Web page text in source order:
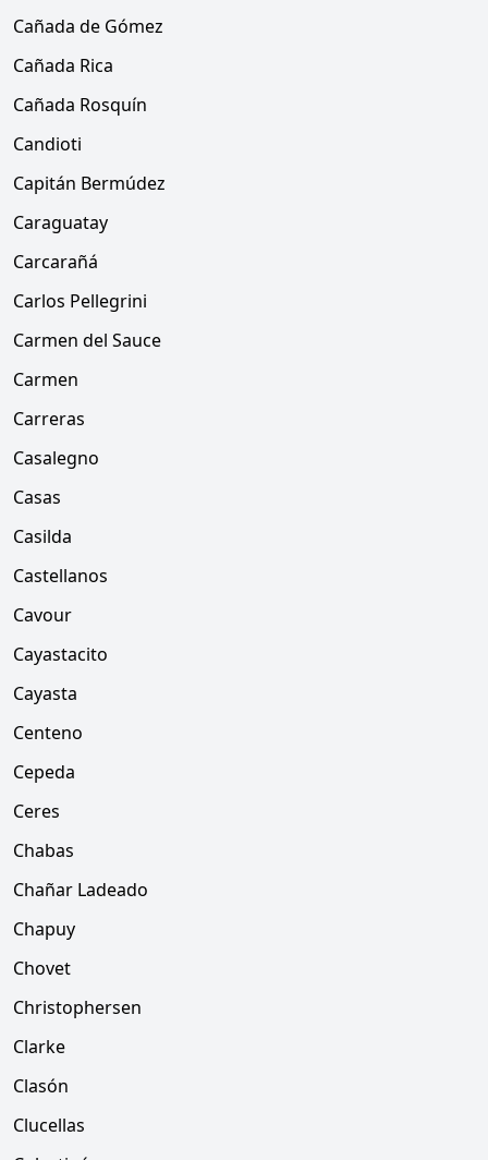
Cañada de Gómez
Cañada Rica
Cañada Rosquín
Candioti
Capitán Bermúdez
Caraguatay
Carcarañá
Carlos Pellegrini
Carmen del Sauce
Carmen
Carreras
Casalegno
Casas
Casilda
Castellanos
Cavour
Cayastacito
Cayasta
Centeno
Cepeda
Ceres
Chabas
Chañar Ladeado
Chapuy
Chovet
Christophersen
Clarke
Clasón
Clucellas